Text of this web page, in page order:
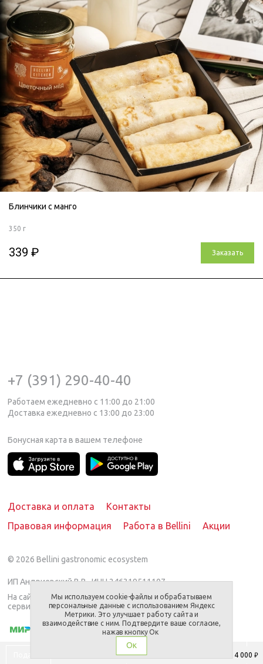
Блинчики с манго
350 г
339 ₽ Заказать
3 000 ₽ 4 000 ₽
Мы используем cookie-файлы и обрабатываем
персональные данные с использованием Яндекс
Метрики. Это улучшает работу сайта и
взаимодействие с ним. Подтвердите ваше согласие,
нажав кнопку Ок
Ок
+7 (391) 290-40-40
Работаем ежедневно с 11:00 до 21:00
Доставка ежедневно с 13:00 до 23:00
Бонусная карта в вашем телефоне
Доставка и оплата
Контакты
Правовая информация
Работа в Bellini Акции
© 2026 Bellini gastronomic ecosystem
ИП Андриевский В.В., ИНН 246319511107
На сайте представлен предлагаемый вариант
сервировки/блюда.